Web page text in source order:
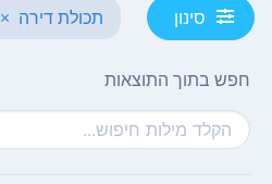
סינון תכולת דירה ×
חפש בתוך התוצאות